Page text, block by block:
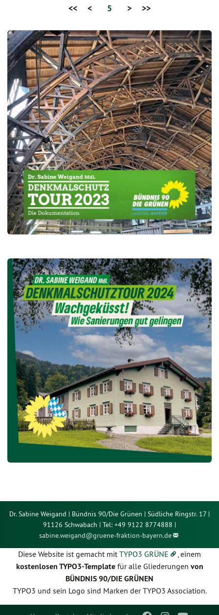
<< < 5 > >>
Dr. Sabine Weigand | Bündnis 90/Die Grünen | Südliche Ringstr. 17 |
91126 Schwabach | Tel: +49 9122 8774888 |
sabine.weigand@gruene-fraktion-bayern.de
Diese Website ist gemacht mitTYPO3 GRÜNE , einem
kostenlosen TYPO3-Templatefür alle Gliederungen von
BÜNDNIS 90/DIE GRÜNEN
TYPO3 und sein Logo sind Marken der TYPO3 Association.